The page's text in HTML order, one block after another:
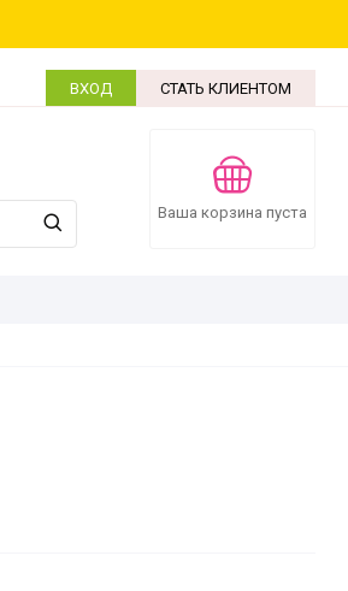
ВХОД СТАТЬ КЛИЕНТОМ
Ваша корзина пуста